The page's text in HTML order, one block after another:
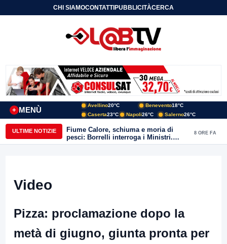
CHI SIAMOCONTATTIPUBBLICITÀCERCA
MENÙ
+
Avellino20°C Benevento18°C
Caserta23°C Napoli26°C Salerno26°C
ULTIME NOTIZIE
Fiume Calore, schiuma e moria di
pesci: Borrelli interroga i Ministri.
“Benevento paga l’assenza del
8 ORE FA
Video
Pizza: proclamazione dopo la
metà di giugno, giunta pronta per